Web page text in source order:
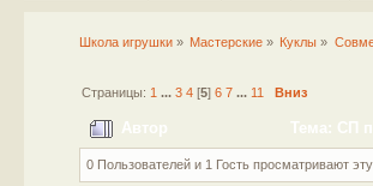
Школа игрушки» Мастерские » Куклы »
Страницы: 1 ... 3 4[5] 6 7 ... 11 Вниз
Автор Тема: СП
0 Пользователей и 1 Гость просматривают